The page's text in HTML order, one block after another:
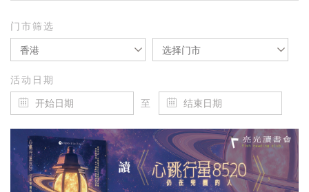
门市筛选
香港 选择门市
活动日期
至